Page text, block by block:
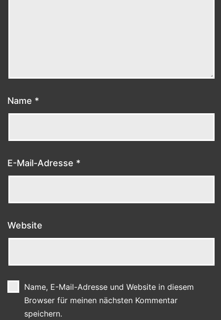
Name *
E-Mail-Adresse *
Website
Name, E-Mail-Adresse und Website in diesem
Browser für meinen nächsten Kommentar
speichern.